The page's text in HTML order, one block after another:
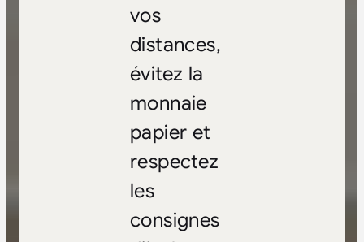
vos
distances,
évitez la
monnaie
papier et
respectez
les
consignes